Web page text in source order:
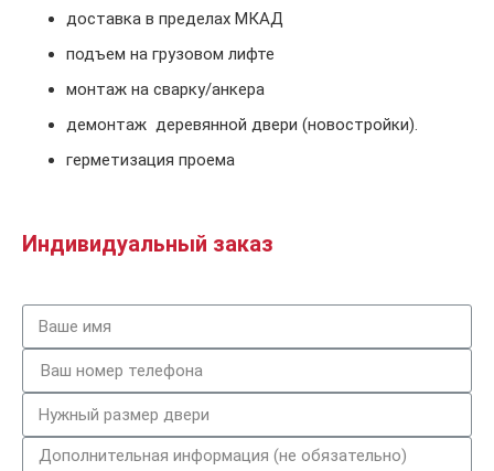
доставка в пределах МКАД
подъем на грузовом лифте
монтаж на сварку/анкера
демонтаж деревянной двери (новостройки).
герметизация проема
Индивидуальный заказ